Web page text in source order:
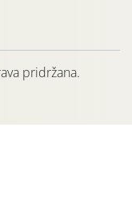
pridržana.